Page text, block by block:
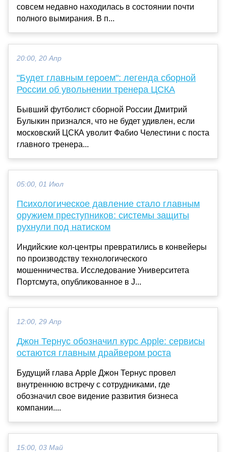
совсем недавно находилась в состоянии почти
полного вымирания. В п...
20:00, 20 Апр
"Будет главным героем": легенда сборной
России об увольнении тренера ЦСКА
Бывший футболист сборной России Дмитрий
Булыкин признался, что не будет удивлен, если
московский ЦСКА уволит Фабио Челестини с поста
главного тренера...
05:00, 01 Июл
Психологическое давление стало главным
оружием преступников: системы защиты
рухнули под натиском
Индийские кол-центры превратились в конвейеры
по производству технологического
мошенничества. Исследование Университета
Портсмута, опубликованное в J...
12:00, 29 Апр
Джон Тернус обозначил курс Apple: сервисы
остаются главным драйвером роста
Будущий глава Apple Джон Тернус провел
внутреннюю встречу с сотрудниками, где
обозначил свое видение развития бизнеса
компании....
15:00, 03 Май